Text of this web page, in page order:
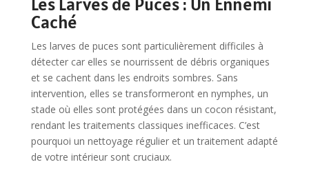
Caché
Les larves de puces sont particulièrement difficiles à
détecter car elles se nourrissent de débris organiques
et se cachent dans les endroits sombres. Sans
intervention, elles se transformeront en nymphes, un
stade où elles sont protégées dans un cocon résistant,
rendant les traitements classiques inefficaces. C’est
pourquoi un nettoyage régulier et un traitement adapté
de votre intérieur sont cruciaux.